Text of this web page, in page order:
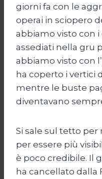
giorni fa con le
operai in sciopero
abbiamo visto con
assediati nella gru
abbiamo visto con
ha coperto i vertici
mentre le buste
diventavano
Si sale sul tetto per
per essere più
è poco credibile. Il
ha cancellato dalla